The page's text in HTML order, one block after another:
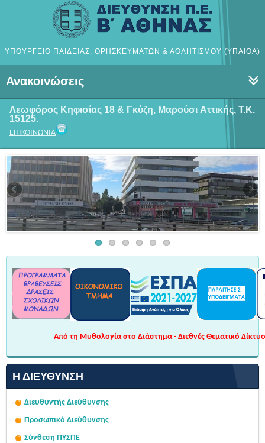
ΥΠΟΥΡΓΕΙΟ ΠΑΙΔΕΙΑΣ, ΘΡΗΣΚΕΥΜΑΤΩΝ & ΑΘΛΗΤΙΣΜΟΥ (ΥΠΑΙΘΑ)
Ανακοινώσεις
Λεωφόρος Κηφισίας 18 & Γκύζη, Μαρούσι Αττικής, Τ.Κ.
15125.
ΕΠΙΚΟΙΝΩΝΙΑ
Από τη Μυθολογία στο Διάστημα - Διεθνές Θεματικό
Η ΔΙΕΎΘΥΝΣΗ
Διευθυντής Διεύθυνσης
Προσωπικό Διεύθυνσης
Σύνθεση ΠΥΣΠΕ